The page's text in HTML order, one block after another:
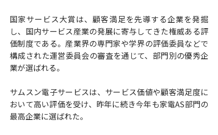
国家サービス大賞は、顧客満足を先導する企業を発掘
し、国内サービス産業の発展に寄与してきた権威ある評
価制度である。産業界の専門家や学界の評価委員などで
構成された運営委員会の審査を通じて、部門別の優秀企
業が選ばれる。
サムスン電子サービスは、サービス価値や顧客満足度に
おいて高い評価を受け、昨年に続き今年も家電AS部門の
最高企業に選ばれた。